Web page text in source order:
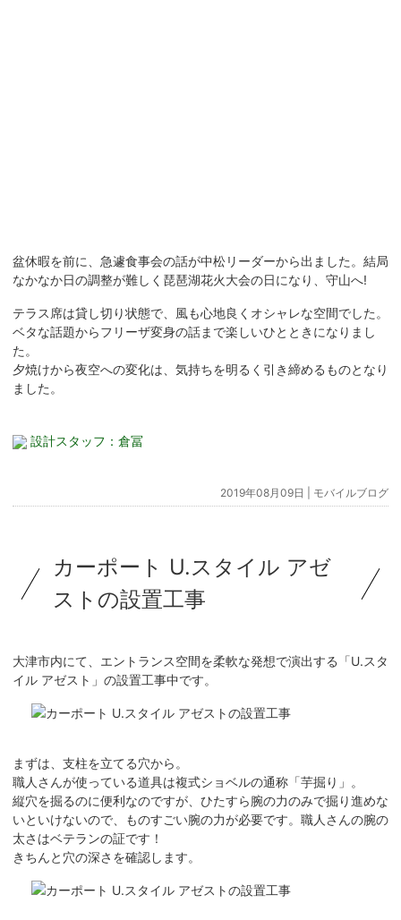
盆休暇を前に、急遽食事会の話が中松リーダーから出ました。結局
なかなか日の調整が難しく琵琶湖花火大会の日になり、守山へ!
テラス席は貸し切り状態で、風も心地良くオシャレな空間でした。
ベタな話題からフリーザ変身の話まで楽しいひとときになりまし
た。
夕焼けから夜空への変化は、気持ちを明るく引き締めるものとなり
ました。
設計スタッフ：倉冨
2019年08月09日 | モバイルブログ
カーポート U.スタイル アゼ
ストの設置工事
大津市内にて、エントランス空間を柔軟な発想で演出する「U.スタ
イル アゼスト」の設置工事中です。
まずは、支柱を立てる穴から。
職人さんが使っている道具は複式ショベルの通称「芋掘り」。
縦穴を掘るのに便利なのですが、ひたすら腕の力のみで掘り進めな
いといけないので、ものすごい腕の力が必要です。職人さんの腕の
太さはベテランの証です！
きちんと穴の深さを確認します。